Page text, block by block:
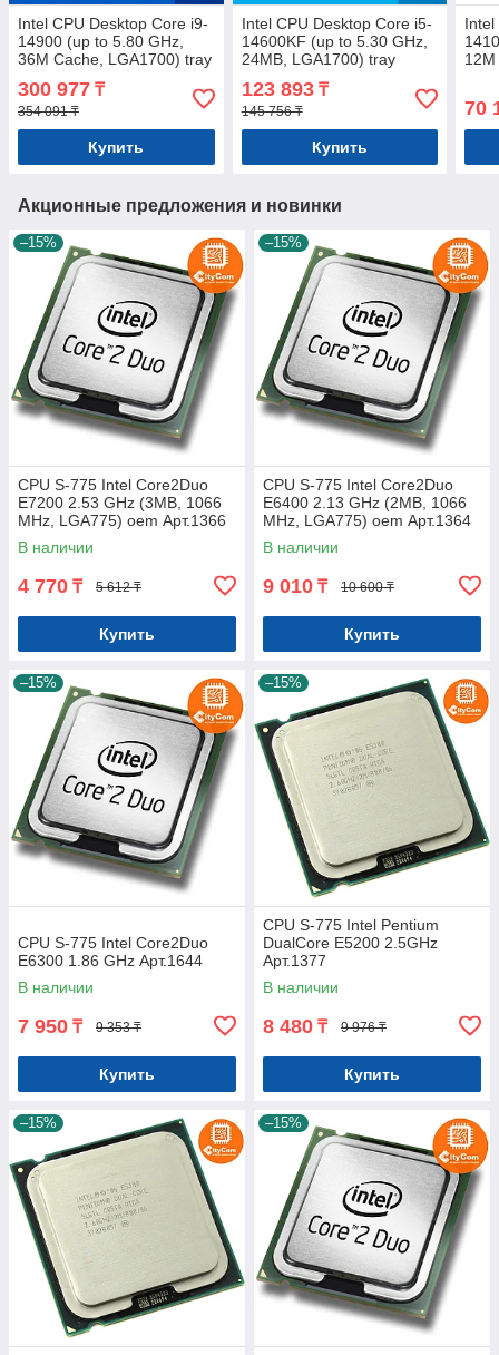
Intel CPU Desktop Core i9-
14900 (up to 5.80 GHz,
36M Cache, LGA1700) tray
300 977 ₸
354 091 ₸
Купить
Intel CPU Desktop Core i5-
14600KF (up to 5.30 GHz,
24MB, LGA1700) tray
123 893₸
145 756 ₸
Купить
Intel
70
Акционные предложения и новинки
–15%
CPU S-775 Intel Core2Duo
E7200 2.53 GHz (3MB, 1066
MHz, LGA775) oem Арт.1366
В наличии
4 770 ₸ 5 612 ₸
Купить
–15%
CPU S-775 Intel Core2Duo
E6400 2.13 GHz (2MB, 1066
MHz, LGA775) oem Арт.1364
В наличии
9 010 ₸ 10 600 ₸
Купить
–15%
CPU S-775 Intel Core2Duo
E6300 1.86 GHz Арт.1644
В наличии
7 950 ₸ 9 353 ₸
Купить
–15%
CPU S-775 Intel Pentium
DualCore E5200 2.5GHz
Арт.1377
В наличии
8 480 ₸ 9 976 ₸
Купить
–15% –15%